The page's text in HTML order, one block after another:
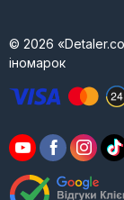
© 2026
іномарок